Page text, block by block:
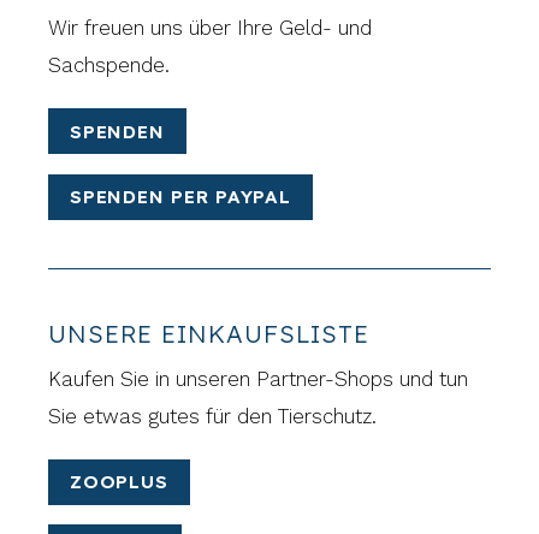
Wir freuen uns über Ihre Geld- und
Sachspende.
SPENDEN
SPENDEN PER PAYPAL
UNSERE EINKAUFSLISTE
Kaufen Sie in unseren Partner-Shops und tun
Sie etwas gutes für den Tierschutz.
ZOOPLUS